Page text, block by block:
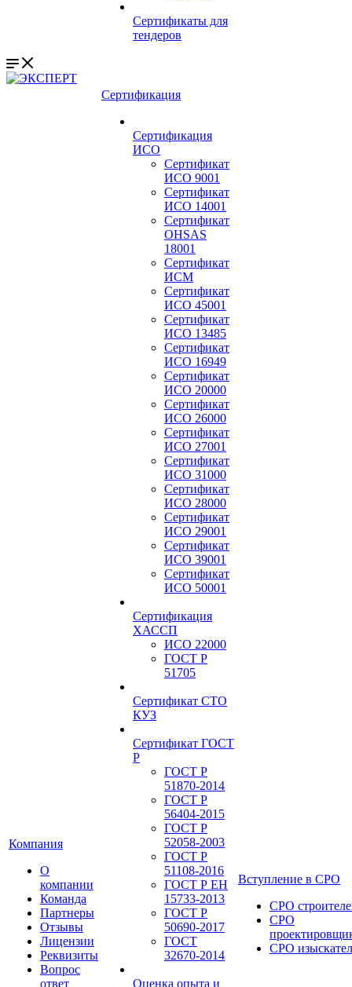
Сертификаты для
тендеров
Компания
О
компании
Команда
Партнеры
Отзывы
Лицензии
Реквизиты
Вопрос
ответ
Сертификация
Сертификация
ИСО
Сертификат
ИСО 9001
Сертификат
ИСО 14001
Сертификат
OHSAS
18001
Сертификат
ИСМ
Сертификат
ИСО 45001
Сертификат
ИСО 13485
Сертификат
ИСО 16949
Сертификат
ИСО 20000
Сертификат
ИСО 26000
Сертификат
ИСО 27001
Сертификат
ИСО 31000
Сертификат
ИСО 28000
Сертификат
ИСО 29001
Сертификат
ИСО 39001
Сертификат
ИСО 50001
Сертификация
ХАССП
ИСО 22000
ГОСТ Р
51705
Сертификат СТО
КУЗ
Сертификат ГОСТ
Р
ГОСТ Р
51870-2014
ГОСТ Р
56404-2015
ГОСТ Р
52058-2003
ГОСТ Р
51108-2016
ГОСТ Р ЕН
15733-2013
ГОСТ Р
50690-2017
ГОСТ
32670-2014
Оценка опыта и
Вступление в СРО
СРО
СРО
СРО